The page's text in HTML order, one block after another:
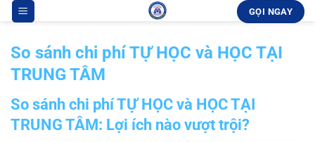
qua
nội
dung
GỌI NGAY
So sánh chi phí TỰ HỌC và HỌC TẠI
TRUNG TÂM
So sánh chi phí TỰ HỌC và HỌC TẠI
TRUNG TÂM: Lợi ích nào vượt trội?